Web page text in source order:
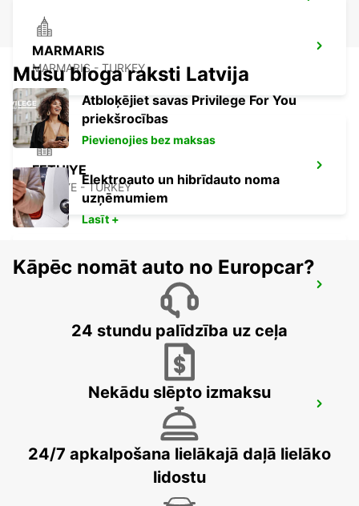
MARMARIS
MARMARIS - TURKEY
FETHIYE
FETHIYE - TURKEY
BODRUM MILAS AIRPORT
Mūsu bloga raksti Latvija
Atbloķējiet savas Privilege For You
priekšrocības
Pievienojies bez maksas
Elektroauto un hibrīdauto noma
uzņēmumiem
Lasīt +
Kāpēc nomāt auto no Europcar?
24 stundu palīdzība uz ceļa
Nekādu slēpto izmaksu
24/7 apkalpošana lielākajā daļā lielāko
lidostu